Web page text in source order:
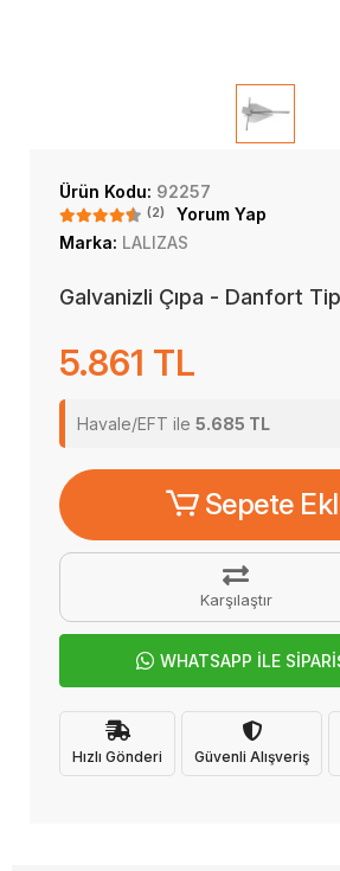
Ürün Kodu: 92257
(2)
Yorum Yap
Marka: LALIZAS
Galvanizli Çıpa - Danfort
5.861 TL
Havale/EFT ile 5.685 TL
Sepete
Karşılaştır
WHATSAPP İLE
Hızlı Gönderi Güvenli Alışveriş